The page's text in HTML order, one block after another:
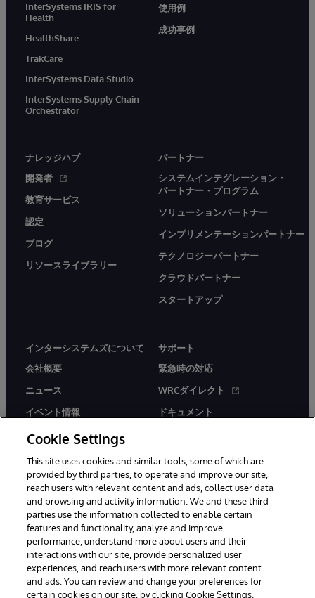
InterSystems IRIS for
Health
HealthShare
TrakCare
InterSystems Data Studio
InterSystems Supply Chain
Orchestrator
使用例
成功事例
ナレッジハブ
開発者
教育サービス
認定
ブログ
リソースライブラリー
パートナー
システムインテグレーション・
パートナー・プログラム
ソリューションパートナー
インプリメンテーションパートナー
テクノロジーパートナー
クラウドパートナー
スタートアップ
インターシステムズについて
会社概要
ニュース
イベント情報
採用情報
サポート
緊急時の対応
WRCダイレクト
ドキュメント
© 1996-2026Y InterSystems Corporation, Boston, MA. All Rights
Reserved.
お知らせ／ご利用規約
プライバシーステートメント
保証について
アクセシビリティ
Cookie Settings
This site uses cookies and similar tools, some of which are
provided by third parties, to operate and improve our site,
reach users with relevant content and ads, collect user data
and browsing and activity information. We and these third
parties use the information collected to enable certain
features and functionality, analyze and improve
performance, understand more about users and their
interactions with our site, provide personalized user
experiences, and reach users with more relevant content
and ads. You can review and change your preferences for
certain cookies on our site, by clicking Cookie Settings.